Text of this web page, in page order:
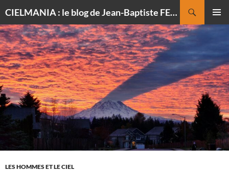
CIELMANIA : le blog de Jean-Baptiste FELDMANN, photographe du ciel
MENU
AU
CONTENU
LES HOMMES ET LE CIEL